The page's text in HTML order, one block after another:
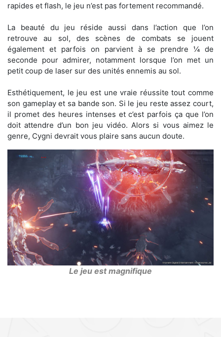
rapides et flash, le jeu n’est pas fortement recommandé.
La beauté du jeu réside aussi dans l’action que l’on
retrouve au sol, des scènes de combats se jouent
également et parfois on parvient à se prendre ¼ de
seconde pour admirer, notamment lorsque l’on met un
petit coup de laser sur des unités ennemis au sol.
Esthétiquement, le jeu est une vraie réussite tout comme
son gameplay et sa bande son. Si le jeu reste assez court,
il promet des heures intenses et c’est parfois ça que l’on
doit attendre d’un bon jeu vidéo. Alors si vous aimez le
genre, Cygni devrait vous plaire sans aucun doute.
Le jeu est magnifique